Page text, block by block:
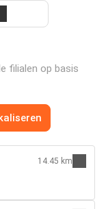
filialen op basis
14.45 km